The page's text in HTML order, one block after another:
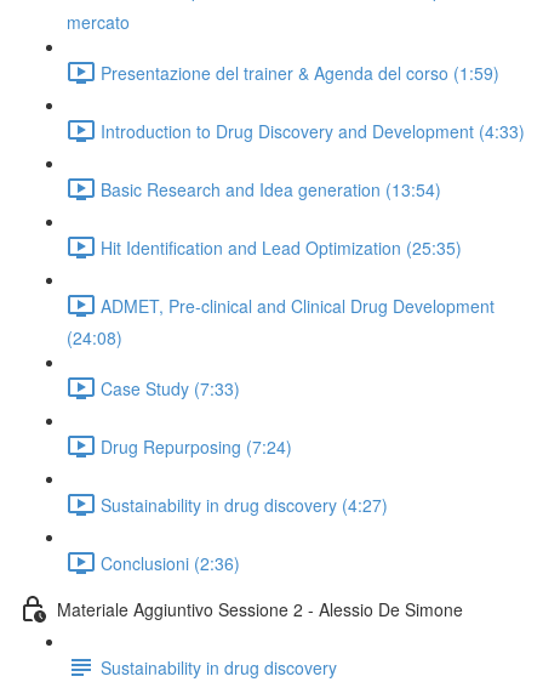
mercato
Presentazione del trainer & Agenda del corso (1:59)
Introduction to Drug Discovery and Development (4:33)
Basic Research and Idea generation (13:54)
Hit Identification and Lead Optimization (25:35)
ADMET, Pre-clinical and Clinical Drug Development
(24:08)
Case Study (7:33)
Drug Repurposing (7:24)
Sustainability in drug discovery (4:27)
Conclusioni (2:36)
Materiale Aggiuntivo Sessione 2 - Alessio De Simone
Sustainability in drug discovery